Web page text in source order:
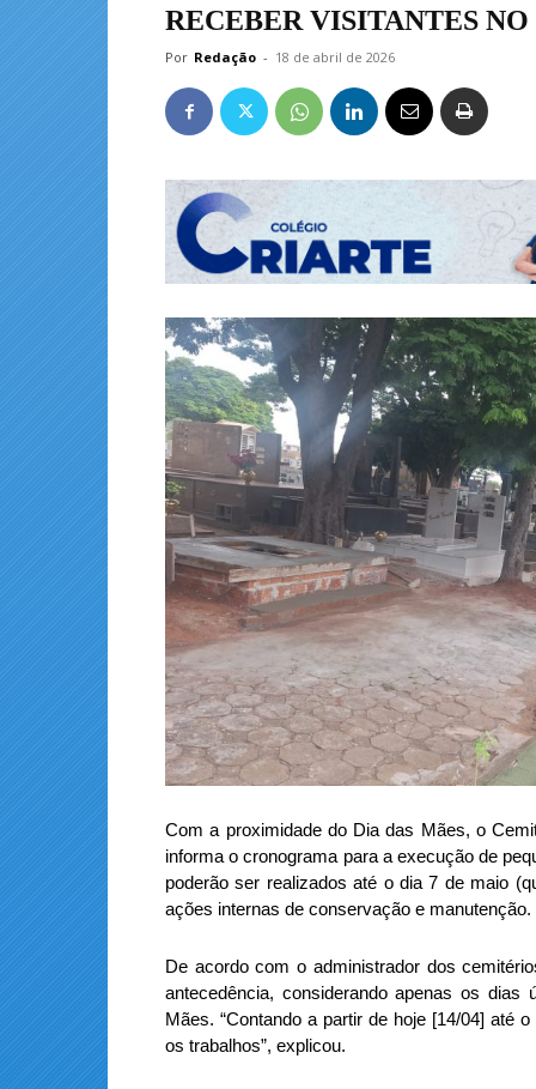
RECEBER VISITANTES
Por Redação - 18 de abril de 2026
Com a proximidade do Dia das Mães, o
informa o cronograma para a execução de
poderão ser realizados até o dia 7 de maio
ações internas de conservação e manutenção.
De acordo com o administrador dos
antecedência, considerando apenas os
Mães. “Contando a partir de hoje [14/04] até
os trabalhos”, explicou.